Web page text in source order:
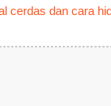
cerdas dan cara